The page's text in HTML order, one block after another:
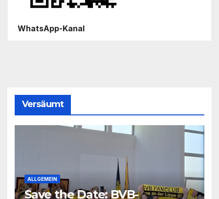
WhatsApp-Kanal
Versäumt
ALLGEMEIN
Save the Date: BVB-